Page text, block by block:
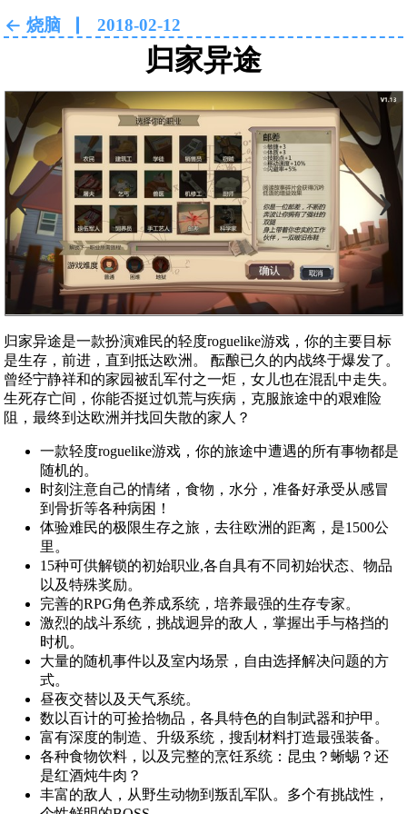
烧脑 2018-02-12
归家异途
‹ ›
归家异途是一款扮演难民的轻度roguelike游戏，你的主要目标
是生存，前进，直到抵达欧洲。 酝酿已久的内战终于爆发了。
曾经宁静祥和的家园被乱军付之一炬，女儿也在混乱中走失。
生死存亡间，你能否挺过饥荒与疾病，克服旅途中的艰难险
阻，最终到达欧洲并找回失散的家人？
一款轻度roguelike游戏，你的旅途中遭遇的所有事物都是
随机的。
时刻注意自己的情绪，食物，水分，准备好承受从感冒
到骨折等各种病困！
体验难民的极限生存之旅，去往欧洲的距离，是1500公
里。
15种可供解锁的初始职业,各自具有不同初始状态、物品
以及特殊奖励。
完善的RPG角色养成系统，培养最强的生存专家。
激烈的战斗系统，挑战迥异的敌人，掌握出手与格挡的
时机。
大量的随机事件以及室内场景，自由选择解决问题的方
式。
昼夜交替以及天气系统。
数以百计的可捡拾物品，各具特色的自制武器和护甲。
富有深度的制造、升级系统，搜刮材料打造最强装备。
各种食物饮料，以及完整的烹饪系统：昆虫？蜥蜴？还
是红酒炖牛肉？
丰富的敌人，从野生动物到叛乱军队。多个有挑战性，